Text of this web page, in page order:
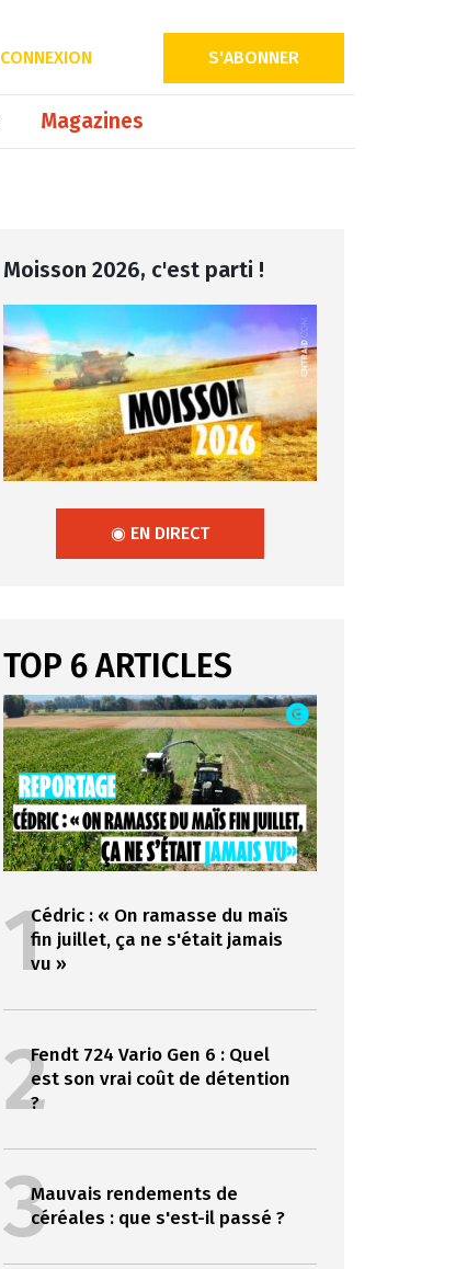
CONNEXION S'ABONNER
Magazines
Moisson 2026, c'est parti !
◉ EN DIRECT
TOP 6 ARTICLES
1Cédric : « On ramasse du maïs
fin juillet, ça ne s'était jamais
vu »
2Fendt 724 Vario Gen 6 : Quel
est son vrai coût de détention
?
3Mauvais rendements de
céréales : que s'est-il passé ?